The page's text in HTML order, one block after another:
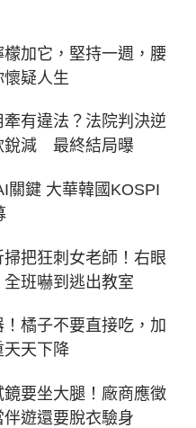
加它，堅持一週，腰
疑人生
有違法？法院判決逆
銳減 最終結局曝
關鍵 大華韓國KOSPI
掃把狂刺女老師！右眼
班嚇到逃出教室
橘子不要直接吃，加
天天下降
要坐大腿！廠商應徵
遊還要脫衣驗身